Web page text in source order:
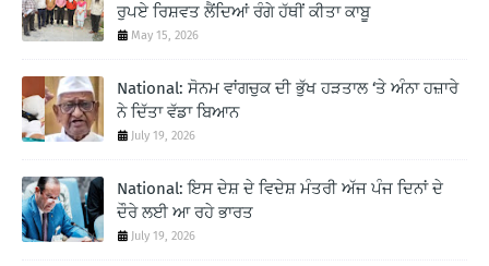
ਰੁਪਏ ਰਿਸ਼ਵਤ ਲੈਂਦਿਆਂ ਰੰਗੇ ਹੱਥੀਂ ਕੀਤਾ ਕਾਬੂ
May 15, 2026
National: ਸੋਨਮ ਵਾਂਗਚੁਕ ਦੀ ਭੁੱਖ ਹੜਤਾਲ ‘ਤੇ ਅੰਨਾ ਹਜ਼ਾਰੇ
ਨੇ ਦਿੱਤਾ ਵੱਡਾ ਬਿਆਨ
July 19, 2026
National: ਇਸ ਦੇਸ਼ ਦੇ ਵਿਦੇਸ਼ ਮੰਤਰੀ ਅੱਜ ਪੰਜ ਦਿਨਾਂ ਦੇ
ਦੌਰੇ ਲਈ ਆ ਰਹੇ ਭਾਰਤ
July 19, 2026